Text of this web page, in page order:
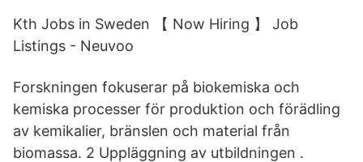
Kth Jobs in Sweden 【 Now Hiring 】 Job
Listings - Neuvoo
Forskningen fokuserar på biokemiska och
kemiska processer för produktion och förädling
av kemikalier, bränslen och material från
biomassa. 2 Uppläggning av utbildningen .